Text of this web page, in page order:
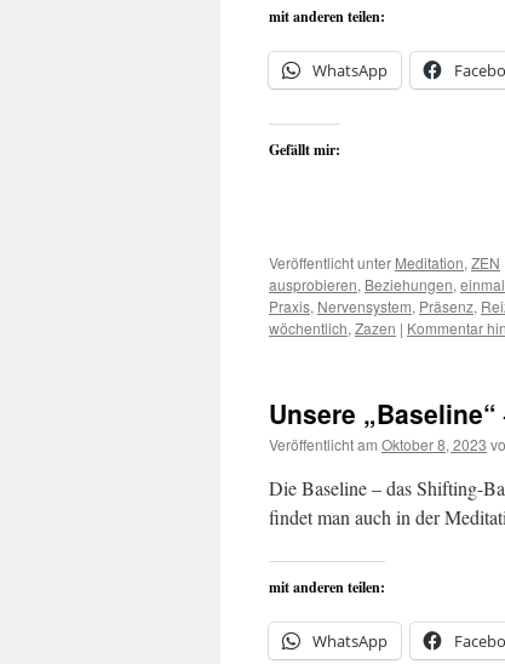
mit anderen teilen:
WhatsApp
Gefällt mir:
Veröffentlicht unter Meditation, ZEN
ausprobieren, Beziehungen,
Praxis, Nervensystem, Präsenz,
wöchentlich, Zazen | Kommentar
Unsere
Veröffentlicht am Oktober 8, 2023
Die Baseline – das Shifting-
findet man auch in der
mit anderen teilen:
WhatsApp